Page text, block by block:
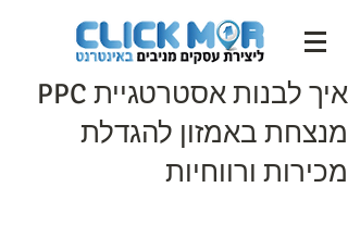
איך לבנות אסטרטגיית PPC
מנצחת באמזון להגדלת
מכירות ורווחיות